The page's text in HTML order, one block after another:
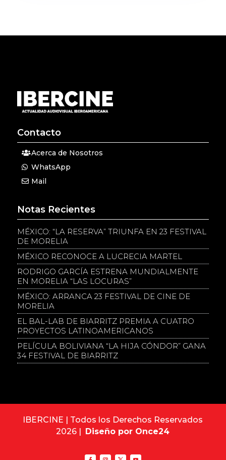
Contacto
Acerca de Nosotros
WhatsApp
Mail
Notas Recientes
MÉXICO: “LA RESERVA” TRIUNFA EN 23 FESTIVAL
DE MORELIA
MÉXICO RECONOCE A LUCRECIA MARTEL
RODRIGO GARCÍA ESTRENA MUNDIALMENTE
EN MORELIA “LAS LOCURAS”
MÉXICO: ARRANCA 23 FESTIVAL DE CINE DE
MORELIA
EL BAL-LAB DE BIARRITZ PREMIA A CUATRO
PROYECTOS LATINOAMERICANOS
PELÍCULA BOLIVIANA “LA HIJA CÓNDOR” GANA
34 FESTIVAL DE BIARRITZ
IBERCINE | Todos los Derechos Reservados
2026 |
Diseño por Once24